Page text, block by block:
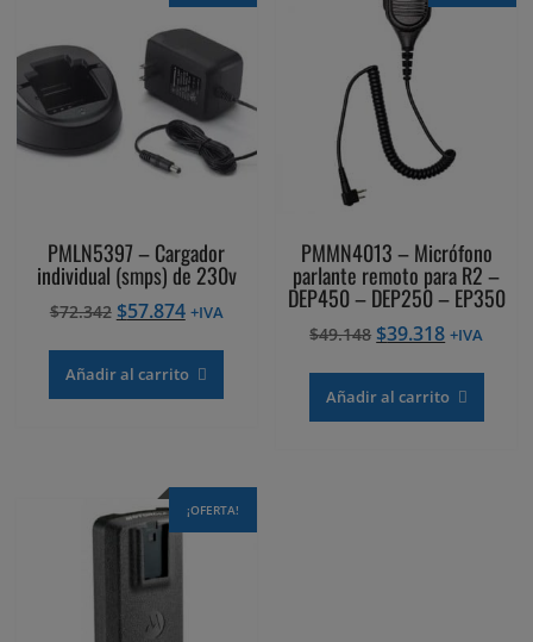
PMLN5397 – Cargador
individual (smps) de 230v
$72.342 El
original
era:
$57.874El
actual
es:
+IVA
Añadir al carrito
PMMN4013 – Micrófono
parlante remoto para R2 –
DEP450 – DEP250 – EP350
$49.148 El
original
era:
$39.318El
actual
es:
+IVA
Añadir al carrito
¡OFERTA!